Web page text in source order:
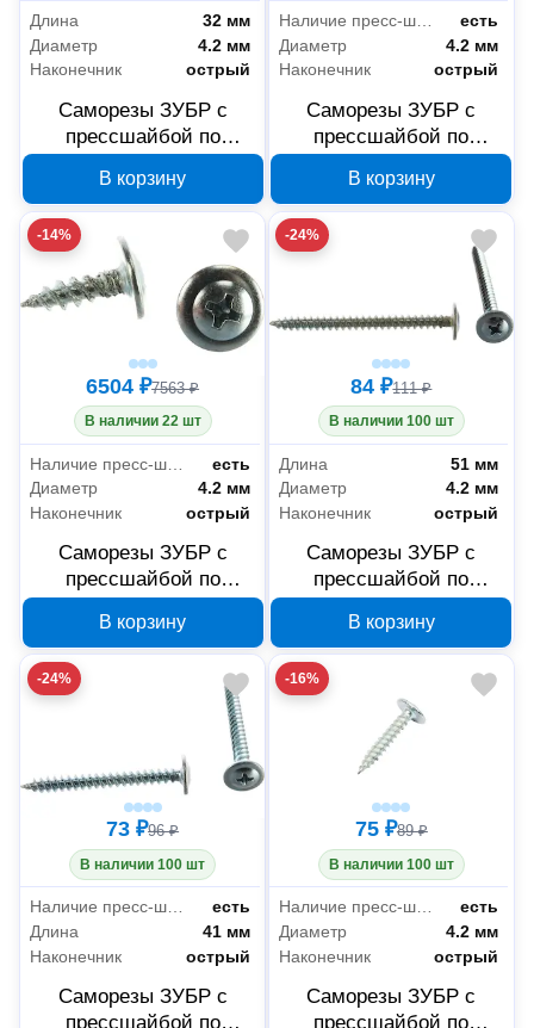
Длина
32 мм
Диаметр
4.2 мм
Наконечник
острый
Саморезы ЗУБР с
прессшайбой по
4,2x32 мм, PH2, 4000
шт, 4-300190-42-032
В корзину
Наличие пресс-шайбы
есть
Диаметр
4.2 мм
Наконечник
острый
Саморезы ЗУБР с
прессшайбой по
4,2x25 мм, PH2, 6000
шт, 4-300190-42-025
В корзину
-14%
6504 ₽7563 ₽
В наличии 22 шт
есть
Диаметр
4.2 мм
Наконечник
острый
Саморезы ЗУБР с
прессшайбой по
4,2x14 мм, PH2, 10000
шт, 4-300190-42-014
В корзину
-24%
84 ₽111 ₽
В наличии 100 шт
Длина
51 мм
Диаметр
4.2 мм
Наконечник
острый
Саморезы ЗУБР с
прессшайбой по
4,2x51 мм, PH2, 20 шт,
300196-42-051
В корзину
-24%
73 ₽96 ₽
В наличии 100 шт
Наличие пресс-шайбы
есть
Длина
41 мм
Наконечник
острый
Саморезы ЗУБР с
прессшайбой по
-16%
75 ₽89 ₽
В наличии 100 шт
Наличие пресс-шайбы
есть
Диаметр
4.2 мм
Наконечник
острый
Саморезы ЗУБР с
прессшайбой по